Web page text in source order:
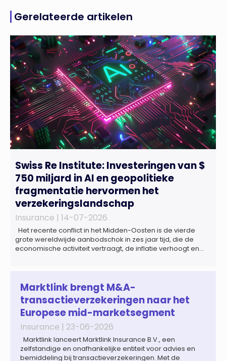
Gerelateerde artikelen
Swiss Re Institute: Investeringen van $
750 miljard in AI en geopolitieke
fragmentatie hervormen het
verzekeringslandschap
Insurance | 14-07-2026
Het recente conflict in het Midden-Oosten is de vierde
grote wereldwijde aanbodschok in zes jaar tijd, die de
economische activiteit vertraagt, de inflatie verhoogt en
wereldwijd naar verwachting afnemen tot 1,3% in reële
termen in […]
Marktlink brengt M&A-
transactieverzekeringen naar het
Europese mid-marketsegment
Insurance | 23-06-2026
Marktlink lanceert Marktlink Insurance B.V., een
zelfstandige en onafhankelijke entiteit voor advies en
bemiddeling bij transactieverzekeringen. Met de